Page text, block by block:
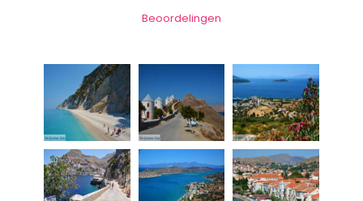
Beoordelingen